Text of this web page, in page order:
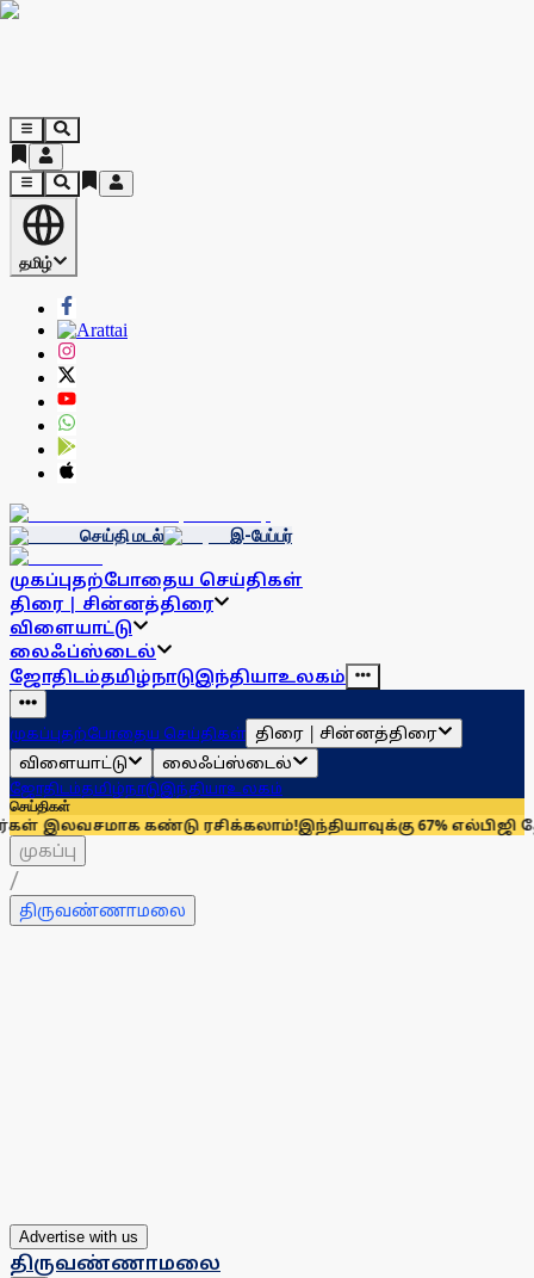
தமிழ்
செய்தி மடல் இ-பேப்பர்
முகப்புதற்போதைய செய்திகள்
திரை | சின்னத்திரை
விளையாட்டு
லைஃப்ஸ்டைல்
ஜோதிடம்தமிழ்நாடுஇந்தியாஉலகம்
முகப்புதற்போதைய செய்திகள் திரை | சின்னத்திரை
விளையாட்டு
லைஃப்ஸ்டைல்
ஜோதிடம்தமிழ்நாடுஇந்தியாஉலகம்
செய்திகள்
கண்டு ரசிக்கலாம்!இந்தியாவுக்கு 67% எல்பிஜி தேவையைப்
முகப்பு
/
திருவண்ணாமலை
Advertise with us
திருவண்ணாமலை